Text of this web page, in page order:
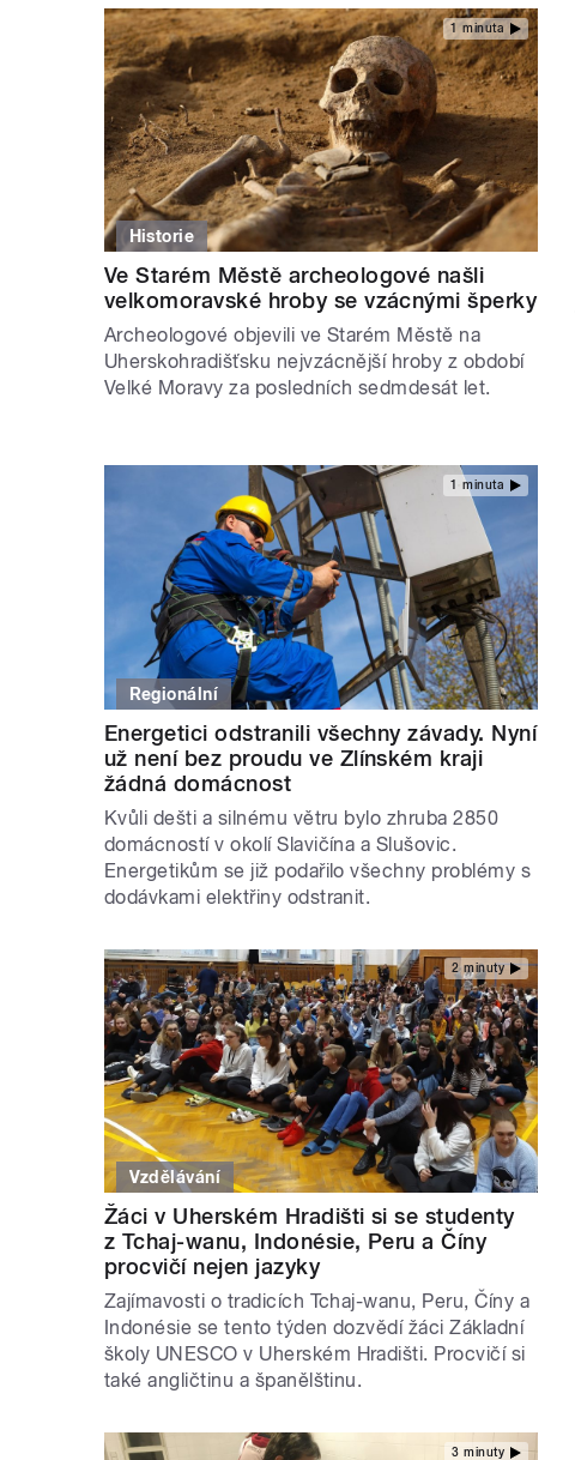
1 minuta
Historie
Ve Starém Městě archeologové našli
velkomoravské hroby se vzácnými šperky
Archeologové objevili ve Starém Městě na
Uherskohradišťsku nejvzácnější hroby z období
Velké Moravy za posledních sedmdesát let.
1 minuta
Regionální
Energetici odstranili všechny závady. Nyní
už není bez proudu ve Zlínském kraji
žádná domácnost
Kvůli dešti a silnému větru bylo zhruba 2850
domácností v okolí Slavičína a Slušovic.
Energetikům se již podařilo všechny problémy s
dodávkami elektřiny odstranit.
2 minuty
Vzdělávání
Žáci v Uherském Hradišti si se studenty
z Tchaj-wanu, Indonésie, Peru a Číny
procvičí nejen jazyky
Zajímavosti o tradicích Tchaj-wanu, Peru, Číny a
Indonésie se tento týden dozvědí žáci Základní
školy UNESCO v Uherském Hradišti. Procvičí si
také angličtinu a španělštinu.
3 minuty